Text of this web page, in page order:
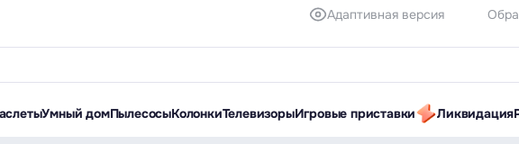
Адаптивная версия
Умный домПылесосыКолонкиТелевизорыИгровые приставки Ликвидация